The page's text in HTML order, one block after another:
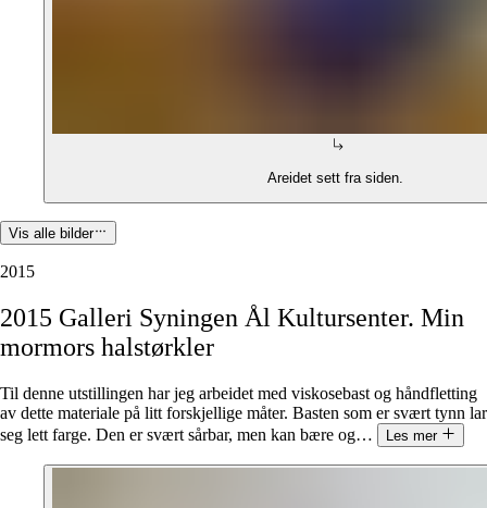
Areidet sett fra siden.
Vis alle bilder
2015
2015 Galleri Syningen Ål Kultursenter. Min
mormors halstørkler
Til denne utstillingen har jeg arbeidet med viskosebast og håndfletting
av dette materiale på litt forskjellige måter. Basten som er svært tynn lar
seg lett farge. Den er svært sårbar, men kan bære og… Les mer